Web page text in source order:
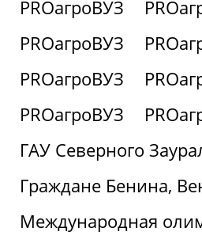
PROагроВУЗ
PROагроВУЗ
PROагроВУЗ
PROагроВУЗ
ГАУ Северного
Граждане Бенина,
Международная